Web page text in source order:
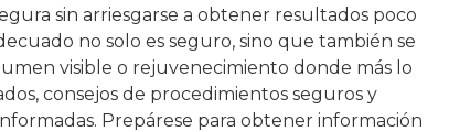
sin arriesgarse a obtener resultados poco
no solo es seguro, sino que también se
visible o rejuvenecimiento donde más lo
consejos de procedimientos seguros y
Prepárese para obtener información